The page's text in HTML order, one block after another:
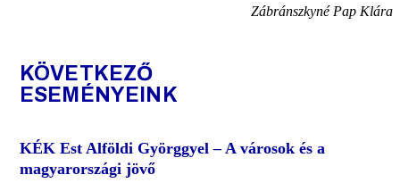
Zábránszkyné Pap Klára
KÖVETKEZŐ
ESEMÉNYEINK
KÉK Est Alföldi Györggyel – A városok és a
magyarországi jövő